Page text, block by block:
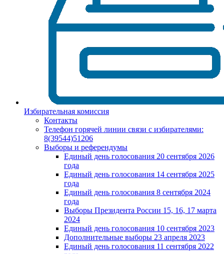
Избирательная комиссия
Контакты
Телефон горячей линии связи с избирателями:
8(39544)51206
Выборы и референдумы
Единый день голосования 20 сентября 2026
года
Единый день голосования 14 сентября 2025
года
Единый день голосования 8 сентября 2024
года
Выборы Президента России 15, 16, 17 марта
2024
Единый день голосования 10 сентября 2023
Дополнительные выборы 23 апреля 2023
Единый день голосования 11 сентября 2022